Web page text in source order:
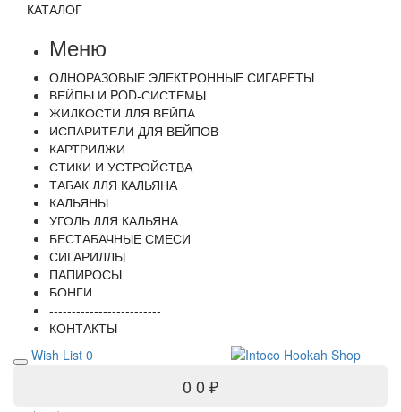
КАТАЛОГ
Меню
ОДНОРАЗОВЫЕ ЭЛЕКТРОННЫЕ СИГАРЕТЫ
ВЕЙПЫ И POD-СИСТЕМЫ
ЖИДКОСТИ ДЛЯ ВЕЙПА
ИСПАРИТЕЛИ ДЛЯ ВЕЙПОВ
КАРТРИДЖИ
СТИКИ И УСТРОЙСТВА
ТАБАК ДЛЯ КАЛЬЯНА
КАЛЬЯНЫ
УГОЛЬ ДЛЯ КАЛЬЯНА
БЕСТАБАЧНЫЕ СМЕСИ
СИГАРИЛЛЫ
ПАПИРОСЫ
БОНГИ
-------------------------
КОНТАКТЫ
Wish List 0
0 0 ₽